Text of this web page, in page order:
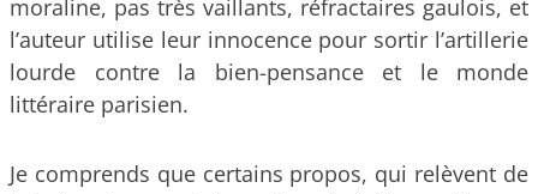
moraline, pas très vaillants, réfractaires gaulois, et
l’auteur utilise leur innocence pour sortir l’artillerie
lourde contre la bien-pensance et le monde
littéraire parisien.
Je comprends que certains propos, qui relèvent de